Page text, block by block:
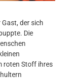
der sich
Die
roten Stoff ihres